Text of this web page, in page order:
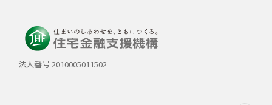
法人番号 2010005011502